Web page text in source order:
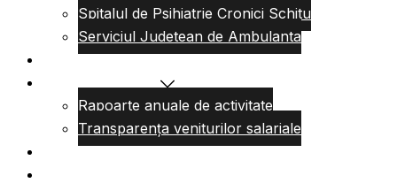
Spitalul de Psihiatrie Cronici Schitu
Serviciul Judetean de Ambulanta
Centre de permanenta
Rapoarte anuale de activitate
Transparența veniturilor salariale
Informatii utile